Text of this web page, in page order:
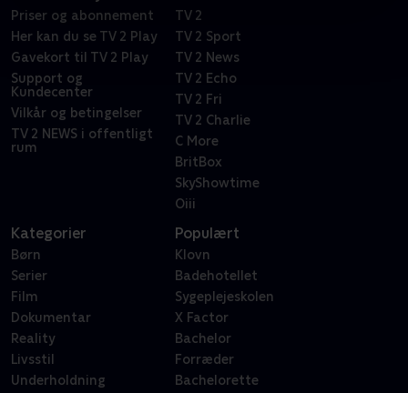
Priser og abonnement
Her kan du se TV 2 Play
Gavekort til TV 2 Play
Support og
Kundecenter
Vilkår og betingelser
TV 2 NEWS i offentligt
rum
TV 2
TV 2 Sport
TV 2 News
TV 2 Echo
TV 2 Fri
TV 2 Charlie
C More
BritBox
SkyShowtime
Oiii
Kategorier
Børn
Serier
Film
Dokumentar
Reality
Livsstil
Underholdning
Populært
Klovn
Badehotellet
Sygeplejeskolen
X Factor
Bachelor
Forræder
Bachelorette